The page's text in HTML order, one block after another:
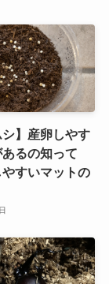
シ】産卵しやす
るの知って
すいマットの